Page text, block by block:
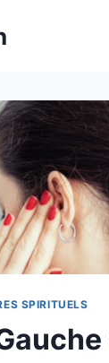
SPIRITUELS